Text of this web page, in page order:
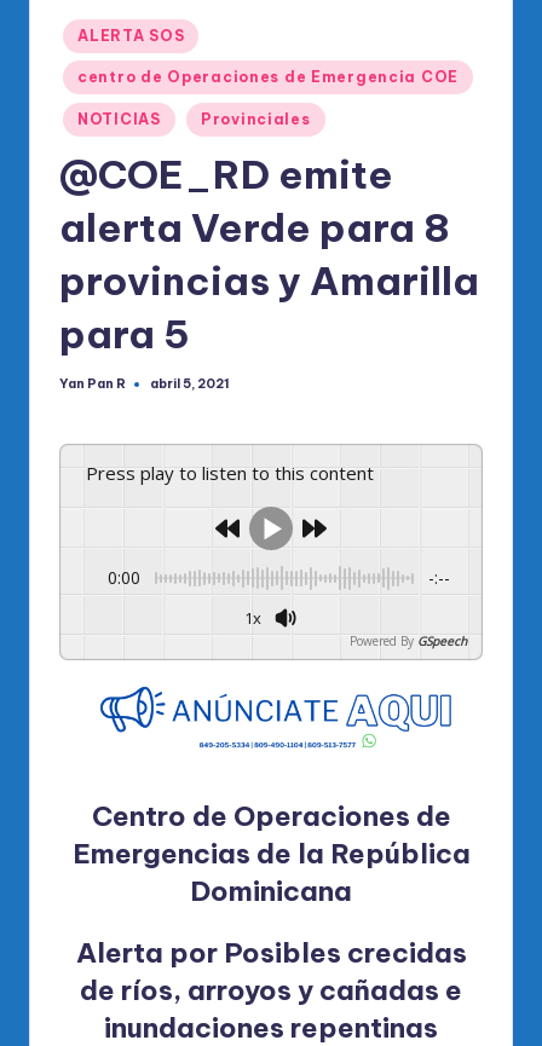
di
O
ci
al
el
R
Publicado
en
ALERTA SOS
centro de Operaciones de Emergencia COE
NOTICIAS Provinciales
@COE_RD emite
alerta Verde para 8
provincias y Amarilla
para 5
Publicado
Yan Pan R abril 5, 2021
Press play to listen to this content
0:00 -:--
1x
Powered By GSpeech
Centro de Operaciones de
Emergencias de la República
Dominicana
Alerta por Posibles crecidas
de ríos, arroyos y cañadas e
inundaciones repentinas